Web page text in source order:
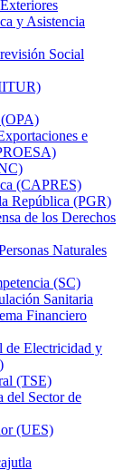
y Asistencia
Social
e
(CAPRES)
República (PGR)
de los Derechos
Naturales
(SC)
Sanitaria
Financiero
de Electricidad y
(TSE)
del Sector de
(UES)